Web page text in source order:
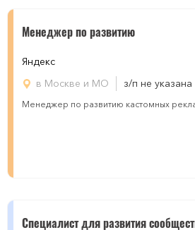
Менеджер по развитию
Яндекс
в Москве и МО
з/п не указана
Менеджер по развитию кастомных
Специалист для развития